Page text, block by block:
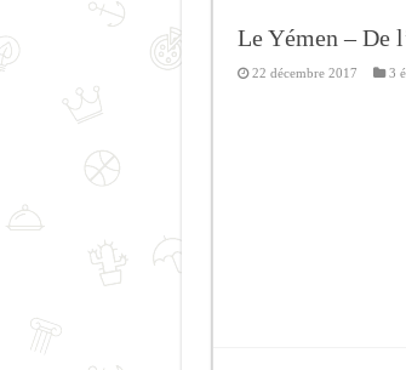
Le Yémen – De
22 décembre 2017 3